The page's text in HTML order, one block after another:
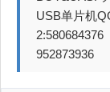
USB单片机
952873936